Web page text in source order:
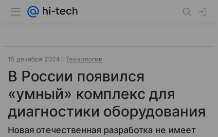
15 декабря 2024 Технологии
В России появился
«умный» комплекс для
диагностики оборудования
Новая отечественная разработка не имеет